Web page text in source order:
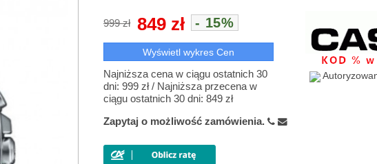
849 zł - 15%
999 zł
Wyświetl wykres Cen
Najniższa cena w ciągu ostatnich 30
dni: 999 zł/ Najniższa przecena w
ciągu ostatnich 30 dni: 849 zł
Zapytaj o możliwość zamówienia.